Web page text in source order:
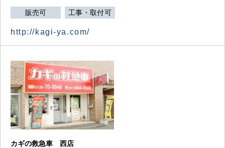
販売可 工事・取付可
http://kagi-ya.com/
カギの救急車 西店